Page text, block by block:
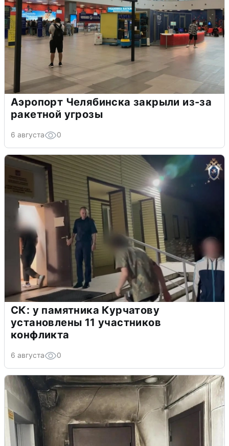
Аэропорт Челябинска закрыли из-за
ракетной угрозы
6 августа 0
СК: у памятника Курчатову
установлены 11 участников
конфликта
6 августа 0